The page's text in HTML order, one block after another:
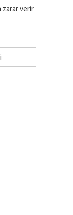
zarar verir